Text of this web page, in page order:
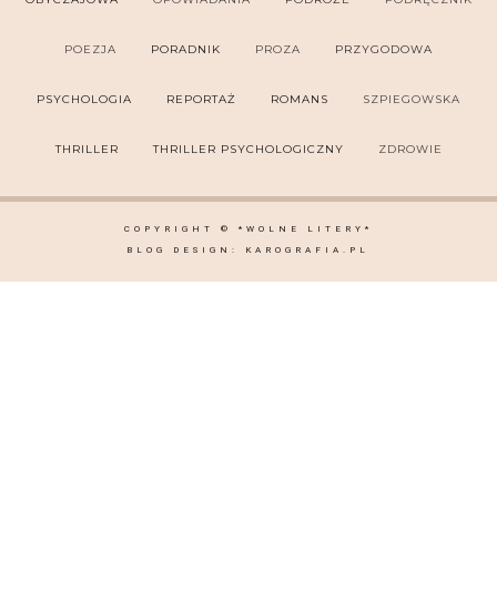
POEZJA PORADNIK PROZA PRZYGODOWA
PSYCHOLOGIA REPORTAŻ ROMANS SZPIEGOWSKA
THRILLER THRILLER PSYCHOLOGICZNY ZDROWIE
COPYRIGHT © *WOLNE LITERY*
BLOG DESIGN: KAROGRAFIA.PL